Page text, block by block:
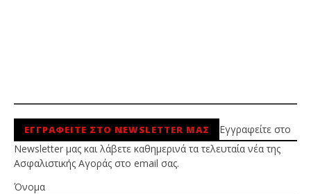
ΕΓΓΡΑΦΕΙΤΕ ΣΤΟ NEWSLETTER ΜΑΣ
Εγγραφείτε στο
Newsletter μας και λάβετε καθημερινά τα τελευταία νέα της
Ασφαλιστικής Αγοράς στο email σας.
Όνομα